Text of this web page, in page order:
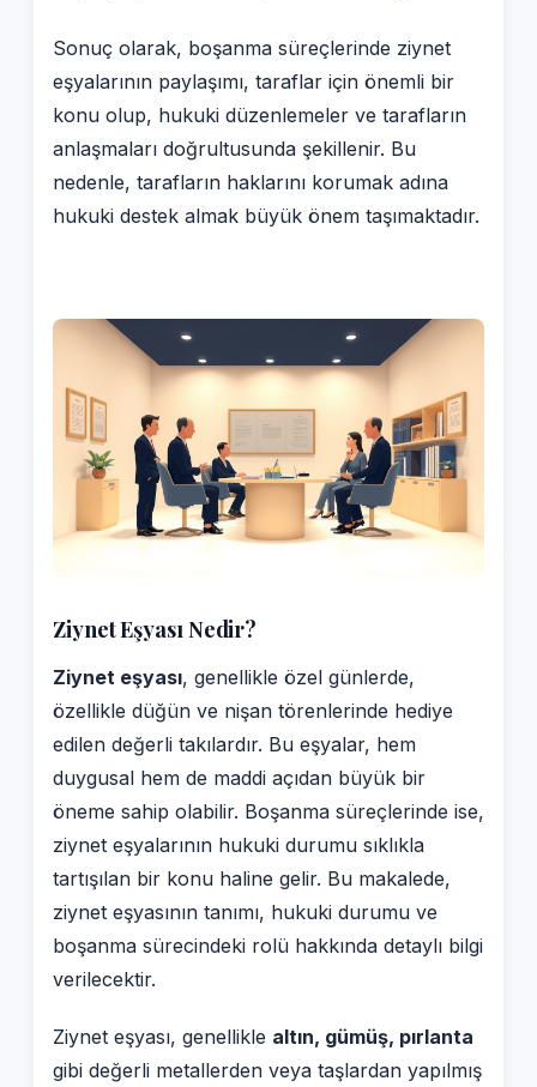
Sonuç olarak, boşanma süreçlerinde ziynet
eşyalarının paylaşımı, taraflar için önemli bir
konu olup, hukuki düzenlemeler ve tarafların
anlaşmaları doğrultusunda şekillenir. Bu
nedenle, tarafların haklarını korumak adına
hukuki destek almak büyük önem taşımaktadır.
Ziynet Eşyası Nedir?
Ziynet eşyası, genellikle özel günlerde,
özellikle düğün ve nişan törenlerinde hediye
edilen değerli takılardır. Bu eşyalar, hem
duygusal hem de maddi açıdan büyük bir
öneme sahip olabilir. Boşanma süreçlerinde ise,
ziynet eşyalarının hukuki durumu sıklıkla
tartışılan bir konu haline gelir. Bu makalede,
ziynet eşyasının tanımı, hukuki durumu ve
boşanma sürecindeki rolü hakkında detaylı bilgi
verilecektir.
Ziynet eşyası, genellikle altın, gümüş, pırlanta
gibi değerli metallerden veya taşlardan yapılmış